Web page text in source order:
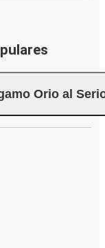
Orio al